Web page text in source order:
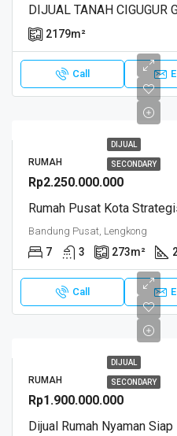
DIJUAL TANAH CIGUGUR
2179m²
Call
DIJUAL
SECONDARY
RUMAH
Rp2.250.000.000
Rumah Pusat Kota
Bandung Pusat, Lengkong
7 3 273m²
Call
DIJUAL
SECONDARY
RUMAH
Rp1.900.000.000